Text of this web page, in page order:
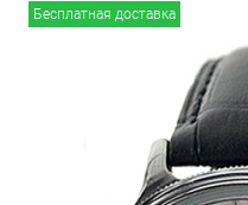
Бесплатная доставка